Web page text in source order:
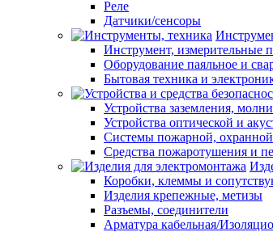
Реле
Датчики/сенсоры
Инструмент, измерительные
Оборудование паяльное и
Бытовая техника и
Устройства заземления,
Устройства оптической и
Системы пожарной,
Средства пожаротушения и
Коробки, клеммы и
Изделия крепежные, метизы
Разъемы, соединители
Арматура кабельная/